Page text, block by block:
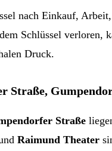
nach Einkauf,
Schlüssel verloren,
Druck.
Straße,
Straße
Raimund Theater